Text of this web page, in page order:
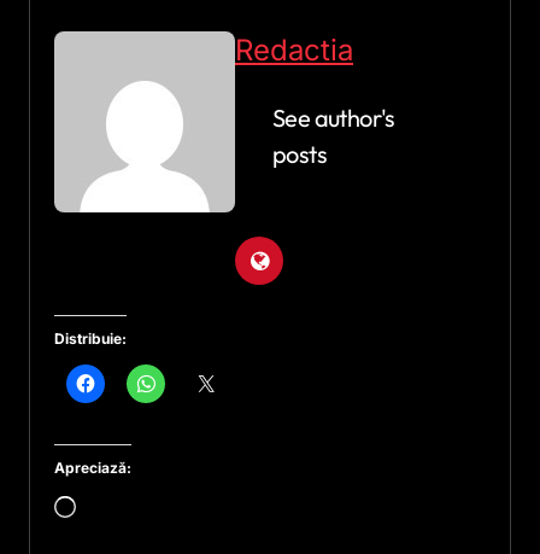
Redactia
See author's
posts
Distribuie:
Apreciază:
Încarc...